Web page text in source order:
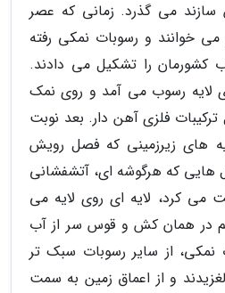
سازند می گذرد. زمانی که عصر
می خوانند و رسوبات نمکی رفته
کشورمان را تشکیل می دادند.
لایه رسوب می آمد و روی نمک
فلزی آهن دار. بعد نوبت
های زیرزمینی که فصل رویش
که هرگوشه ای، آتشفشانی
می کرد، لایه ای روی لایه می
در همان کش و قوس سر از آب
نمکی، از سایر رسوبات سبک تر
و از اعماق زمین به سمت